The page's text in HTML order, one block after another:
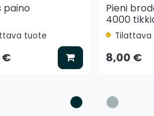
paino
tuote
€ Lisää koriin
Pieni
4000
8,00 €